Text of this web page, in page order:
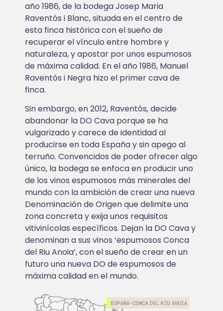
año 1986, de la bodega Josep Maria
Raventós i Blanc, situada en el centro de
esta finca histórica con el sueño de
recuperar el vínculo entre hombre y
naturaleza, y apostar por unos espumosos
de máxima calidad. En el año 1986, Manuel
Raventós i Negra hizo el primer cava de
finca.
Sin embargo, en 2012, Raventós, decide
abandonar la DO Cava porque se ha
vulgarizado y carece de identidad al
producirse en toda España y sin apego al
terruño. Convencidos de poder ofrecer algo
único, la bodega se enfoca en producir uno
de los vinos espumosos más minerales del
mundo con la ambición de crear una nueva
Denominación de Origen que delimite una
zona concreta y exija unos requisitos
vitivinícolas específicos. Dejan la DO Cava y
denominan a sus vinos ‘espumosos Conca
del Riu Anoia’, con el sueño de crear en un
futuro una nueva DO de espumosos de
máxima calidad en el mundo.